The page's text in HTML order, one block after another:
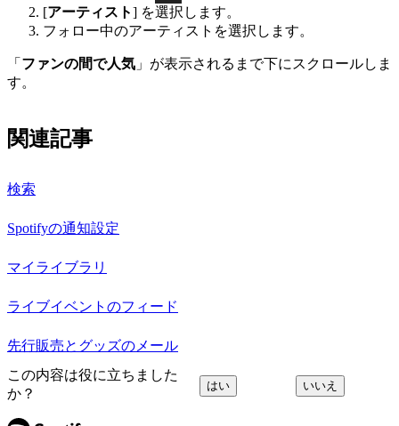
[アーティスト] を選択します。
フォロー中のアーティストを選択します。
「 ファンの間で人気 」が表示されるまで下にスクロールしま
す。
関連記事
検索
Spotifyの通知設定
マイライブラリ
ライブイベントのフィード
先行販売とグッズのメール
この内容は役に立ちました
か？
はい いいえ